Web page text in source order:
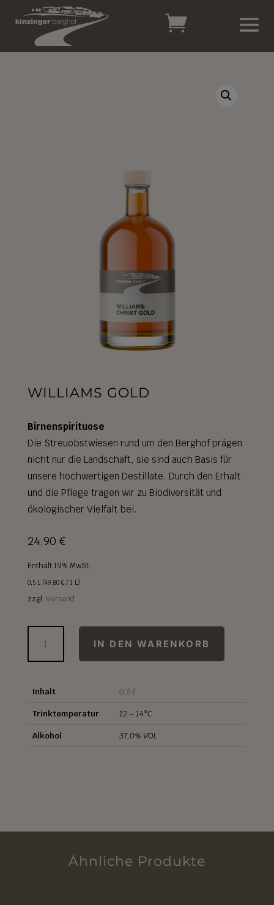
WILLIAMS GOLD
Birnenspirituose
Die Streuobstwiesen rund um den Berghof prägen
nicht nur die Landschaft, sie sind auch Basis für
unsere hochwertigen Destillate. Durch den Erhalt
und die Pflege tragen wir zu Biodiversität und
ökologischer Vielfalt bei.
24,90 €
Enthält 19% MwSt.
0,5 L (49,80€/ 1 L)
zzgl. Versand
GOLD
IN DEN WARENKORB
Inhalt 0,5 l
Trinktemperatur 12 – 14°C
Alkohol 37,0% VOL
Ähnliche Produkte